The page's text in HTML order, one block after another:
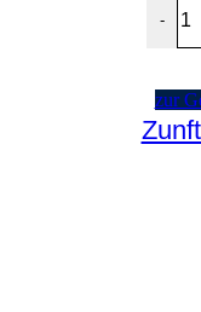
-
zur